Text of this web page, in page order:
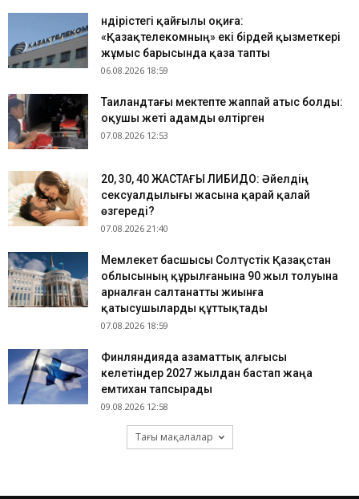
Өндірістегі қайғылы оқиға:
«Қазақтелекомның» екі бірдей қызметкері
жұмыс барысында қаза тапты
06.08.2026 18:59
Таиландтағы мектепте жаппай атыс болды:
оқушы жеті адамды өлтірген
07.08.2026 12:53
​20, 30, 40 ЖАСТАҒЫ ЛИБИДО: Әйелдің
сексуалдылығы жасына қарай қалай
өзгереді?
07.08.2026 21:40
Мемлекет басшысы Солтүстік Қазақстан
облысының құрылғанына 90 жыл толуына
арналған салтанатты жиынға
қатысушыларды құттықтады
07.08.2026 18:59
Финляндияда азаматтық алғысы
келетіндер 2027 жылдан бастап жаңа
емтихан тапсырады
09.08.2026 12:58
Тағы мақалалар